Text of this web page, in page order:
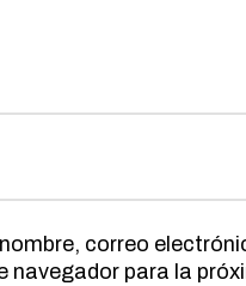
correo
navegador para la